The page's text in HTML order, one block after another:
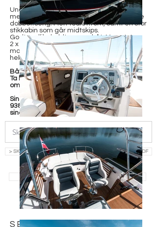
Under dekk finner du en romslig salong
med bord, som enkelt felles ned for å lage
dobbeltseng. Flott toalettrom, samt en stor
stikkabin som går midtskips.
Godt vedlikeholdt og pen båt. Mye utstyr.
2 x Volvo Penta D4-260 motorer. Enkel
manøvrering med både baug og
hekkthruster.
Båten ligger klar for visning i Trondheim.
Ta kontakt for mer informasjon og avtale
om visning:
Sindre Jacobsen
938 40 189
sindre@h-y.no
> SKRIV INN EPOST OG LAST NED SALGSOPPGAVE SOM PDF
> SE ALLE BÅTER TIL SALGS
SEND FORESPØRSEL: